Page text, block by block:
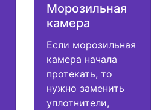
Морозильная
камера
Если морозильная
камера начала
протекать, то
нужно заменить
уплотнители,